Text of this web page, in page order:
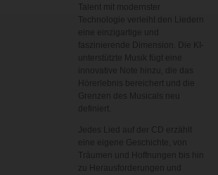
Talent mit modernster
Technologie verleiht den Liedern
eine einzigartige und
faszinierende Dimension. Die KI-
unterstützte Musik fügt eine
innovative Note hinzu, die das
Hörerlebnis bereichert und die
Grenzen des Musicals neu
definiert.
Jedes Lied auf der CD erzählt
eine eigene Geschichte, von
Träumen und Hoffnungen bis hin
zu Herausforderungen und